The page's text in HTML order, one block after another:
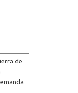
de